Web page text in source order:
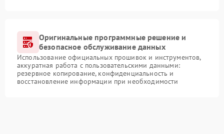
Оригинальные программные решение и
безопасное обслуживание данных
Использование официальных прошивок и инструментов,
аккуратная работа с пользовательскими данными:
резервное копирование, конфиденциальность и
восстановление информации при необходимости